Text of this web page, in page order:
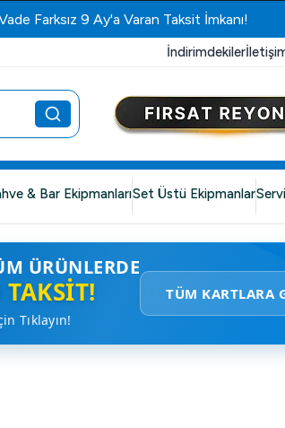
Farksız 9 Ay'a Varan Taksit İmkanı!
İndirimdekiler
& Bar EkipmanlarıSet Üstü Ekipmanlar
ÜRÜNLERDE
Tıklayın!
TÜM KARTLARA